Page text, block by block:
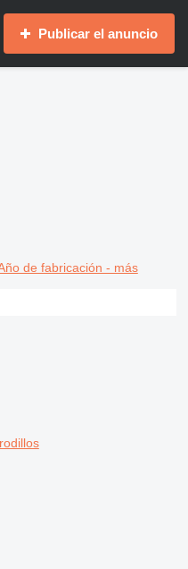
Publicar el anuncio
de fabricación - más